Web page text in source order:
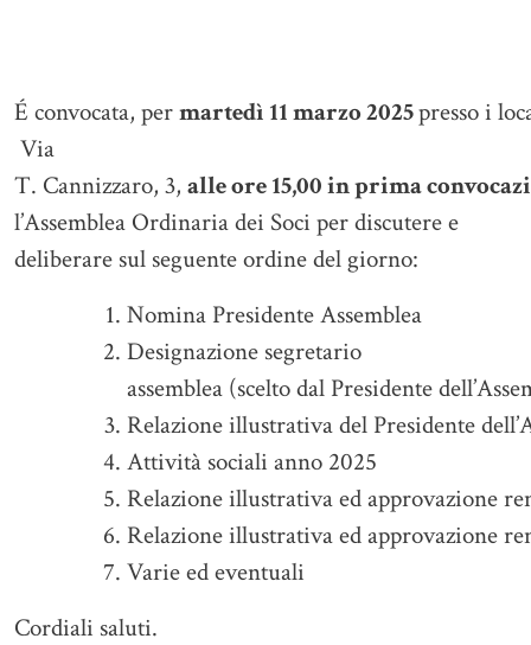
É convocata, permartedì 11 marzo 2025presso i
Via
T. Cannizzaro, 3, alle ore 15,00 in prima
l’Assemblea Ordinaria dei Soci per discutere e
deliberare sul seguente ordine del giorno:
Nomina Presidente Assemblea
Designazione segretario
assemblea (scelto dal Presidente
Relazione illustrativa del Presidente
Attività sociali anno 2025
Relazione illustrativa ed approvazione
Relazione illustrativa ed approvazione
Varie ed eventuali
Cordiali saluti.